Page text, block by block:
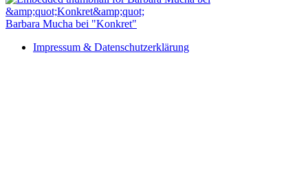
Barbara Mucha bei "Konkret"
Impressum & Datenschutzerklärung